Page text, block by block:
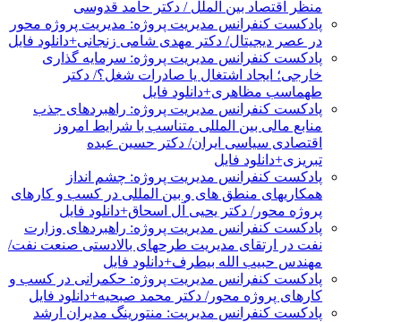
منظر اقتصاد بین الملل / دکتر حامد قدوسی
پادکست کنفرانس مدیریت پروژه: مدیریت پروژه محور
در عصر دیجیتال/ دکتر مهدی شامی زنجانی+دانلود فایل
پادکست کنفرانس مدیریت پروژه: سرمایه گذاری
خارجی؛ ایجاد اشتغال یا صادرات شغل؟/ دکتر
طهماسب مظاهری+دانلود فایل
پادکست کنفرانس مدیریت پروژه: راهبردهای جذب
منابع مالی بین المللی متناسب با شرایط امروز
اقتصادی سیاسی ایران/ دکتر حسین عبده
تبریزی+دانلود فایل
پادکست کنفرانس مدیریت پروژه: چشم انداز
همکاریهای منطق های و بین المللی در کسب و کارهای
پروژه محور/ دکتر یحیی آل اسحاق+دانلود فایل
پادکست کنفرانس مدیریت پروژه: راهبردهای وزارت
نفت در ارتقای مدیریت طرحهای بالادستی صنعت نفت/
مهندس حبیب الله بیطرف+دانلود فایل
پادکست کنفرانس مدیریت پروژه: حکمرانی در کسب و
کارهای پروژه محور/ دکتر محمد صبحیه+دانلود فایل
پادکست کنفرانس مدیریت: منتورینگ مدیران ارشد